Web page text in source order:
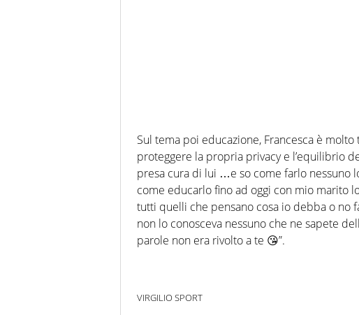
Sul tema poi educazione, Francesca è
proteggere la propria privacy e l’equilibrio
presa cura di lui …e so come farlo nessuno
come educarlo fino ad oggi con mio
tutti quelli che pensano cosa io debba o no
non lo conosceva nessuno che ne sapete
parole non era rivolto a te 😘”.
VIRGILIO SPORT